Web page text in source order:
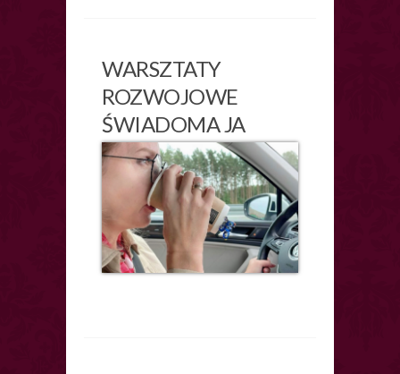
WARSZTATY
ROZWOJOWE
ŚWIADOMA JA